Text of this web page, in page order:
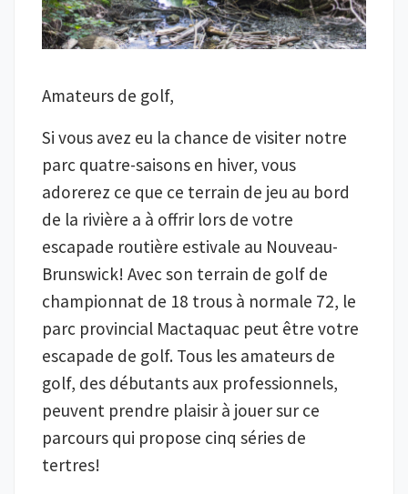
Amateurs de golf,
Si vous avez eu la chance de visiter notre
parc quatre-saisons en hiver, vous
adorerez ce que ce terrain de jeu au bord
de la rivière a à offrir lors de votre
escapade routière estivale au Nouveau-
Brunswick! Avec son terrain de golf de
championnat de 18 trous à normale 72, le
parc provincial Mactaquac peut être votre
escapade de golf. Tous les amateurs de
golf, des débutants aux professionnels,
peuvent prendre plaisir à jouer sur ce
parcours qui propose cinq séries de
tertres!